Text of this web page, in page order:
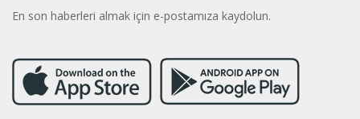
En son haberleri almak için e-postamıza kaydolun.